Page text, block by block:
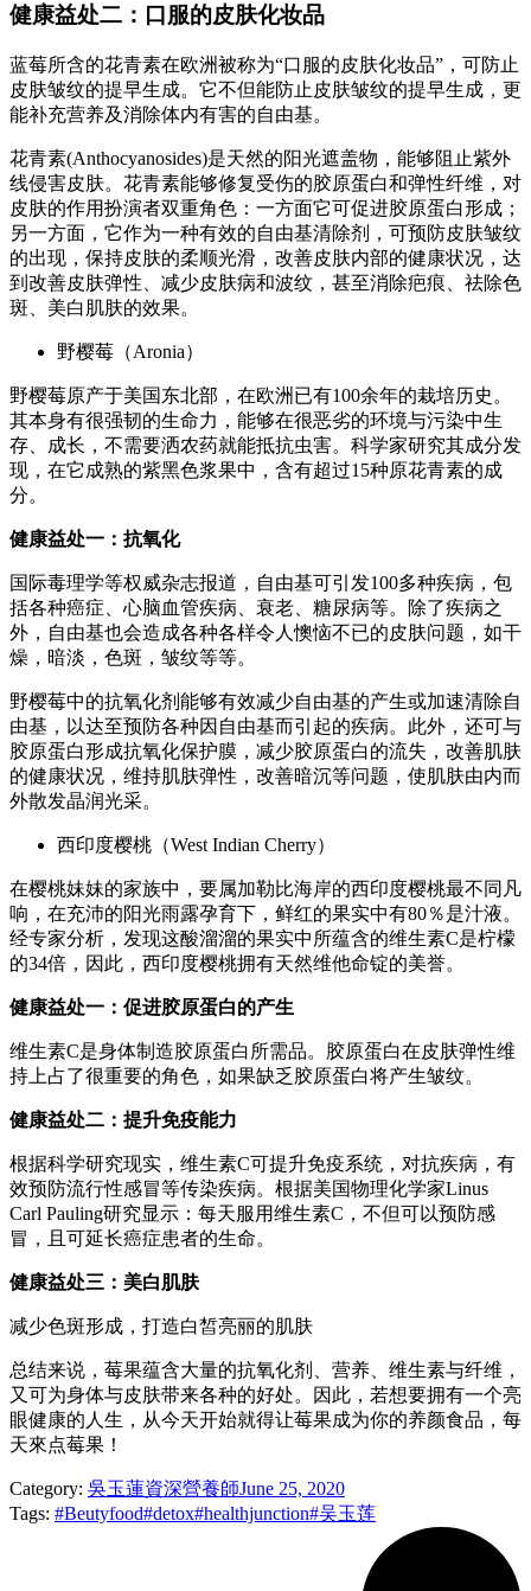
健康益处二：口服的皮肤化妆品
蓝莓所含的花青素在欧洲被称为“口服的皮肤化妆品”，可防止
皮肤皱纹的提早生成。它不但能防止皮肤皱纹的提早生成，更
能补充营养及消除体内有害的自由基。
花青素(Anthocyanosides)是天然的阳光遮盖物，能够阻止紫外
线侵害皮肤。花青素能够修复受伤的胶原蛋白和弹性纤维，对
皮肤的作用扮演者双重角色：一方面它可促进胶原蛋白形成；
另一方面，它作为一种有效的自由基清除剂，可预防皮肤皱纹
的出现，保持皮肤的柔顺光滑，改善皮肤内部的健康状况，达
到改善皮肤弹性、减少皮肤病和波纹，甚至消除疤痕、祛除色
斑、美白肌肤的效果。
野樱莓（Aronia）
野樱莓原产于美国东北部，在欧洲已有100余年的栽培历史。
其本身有很强韧的生命力，能够在很恶劣的环境与污染中生
存、成长，不需要洒农药就能抵抗虫害。科学家研究其成分发
现，在它成熟的紫黑色浆果中，含有超过15种原花青素的成
分。
健康益处一：抗氧化
国际毒理学等权威杂志报道，自由基可引发100多种疾病，包
括各种癌症、心脑血管疾病、衰老、糖尿病等。除了疾病之
外，自由基也会造成各种各样令人懊恼不已的皮肤问题，如干
燥，暗淡，色斑，皱纹等等。
野樱莓中的抗氧化剂能够有效减少自由基的产生或加速清除自
由基，以达至预防各种因自由基而引起的疾病。此外，还可与
胶原蛋白形成抗氧化保护膜，减少胶原蛋白的流失，改善肌肤
的健康状况，维持肌肤弹性，改善暗沉等问题，使肌肤由内而
外散发晶润光采。
西印度樱桃（West Indian Cherry）
在樱桃妹妹的家族中，要属加勒比海岸的西印度樱桃最不同凡
响，在充沛的阳光雨露孕育下，鲜红的果实中有80％是汁液。
经专家分析，发现这酸溜溜的果实中所蕴含的维生素C是柠檬
的34倍，因此，西印度樱桃拥有天然维他命锭的美誉。
健康益处一：促进胶原蛋白的产生
维生素C是身体制造胶原蛋白所需品。胶原蛋白在皮肤弹性维
持上占了很重要的角色，如果缺乏胶原蛋白将产生皱纹。
健康益处二：提升免疫能力
根据科学研究现实，维生素C可提升免疫系统，对抗疾病，有
效预防流行性感冒等传染疾病。根据美国物理化学家Linus
Carl Pauling研究显示：每天服用维生素C，不但可以预防感
冒，且可延长癌症患者的生命。
健康益处三：美白肌肤
减少色斑形成，打造白皙亮丽的肌肤
总结来说，莓果蕴含大量的抗氧化剂、营养、维生素与纤维，
又可为身体与皮肤带来各种的好处。因此，若想要拥有一个亮
眼健康的人生，从今天开始就得让莓果成为你的养颜食品，每
天來点莓果！
Category: 吳玉蓮資深營養師June 25, 2020
Tags: #Beutyfood#detox#healthjunction#吴玉莲